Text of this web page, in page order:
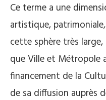
Ce terme a une
artistique,
cette sphère très
que Ville et Métropole
financement de la
de sa diffusion auprès